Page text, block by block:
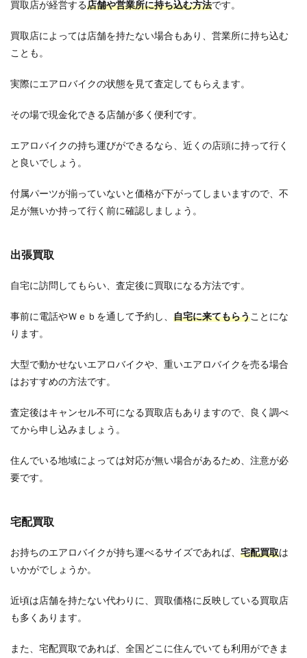
買取店が経営する店舗や営業所に持ち込む方法です。
買取店によっては店舗を持たない場合もあり、営業所に持ち込む
ことも。
実際にエアロバイクの状態を見て査定してもらえます。
その場で現金化できる店舗が多く便利です。
エアロバイクの持ち運びができるなら、近くの店頭に持って行く
と良いでしょう。
付属パーツが揃っていないと価格が下がってしまいますので、不
足が無いか持って行く前に確認しましょう。
出張買取
自宅に訪問してもらい、査定後に買取になる方法です。
事前に電話やＷｅｂを通して予約し、 自宅に来てもらうことにな
ります。
大型で動かせないエアロバイクや、重いエアロバイクを売る場合
はおすすめの方法です。
査定後はキャンセル不可になる買取店もありますので、良く調べ
てから申し込みましょう。
住んでいる地域によっては対応が無い場合があるため、注意が必
要です。
宅配買取
お持ちのエアロバイクが持ち運べるサイズであれば、 宅配買取は
いかがでしょうか。
近頃は店舗を持たない代わりに、買取価格に反映している買取店
も多くあります。
また、宅配買取であれば、全国どこに住んでいても利用ができま